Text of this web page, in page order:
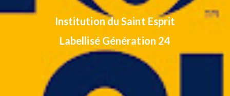
Institution du Saint Esprit
Labellisé Génération 24